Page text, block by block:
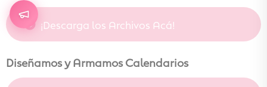
¡Descarga los Archivos Acá!
Diseñamos y Armamos Calendarios